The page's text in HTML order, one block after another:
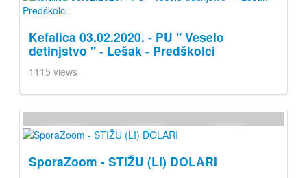
Kefalica 03.02.2020. - PU " Veselo
detinjstvo " - Lešak - Predškolci
1115 views
SporaZoom - STIŽU (LI) DOLARI